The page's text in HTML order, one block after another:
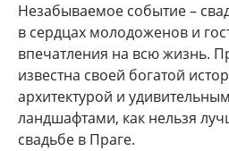
Незабываемое событие –
в сердцах молодоженов и
впечатления на всю жизнь.
известна своей богатой
архитектурой и
ландшафтами, как нельзя
свадьбе в Праге.